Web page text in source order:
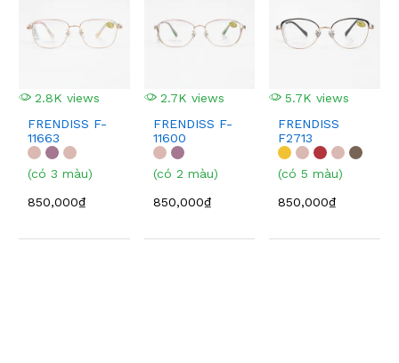
2.8K views
FRENDISS F-
11663
(có 3 màu)
850,000₫
2.7K views
FRENDISS F-
11600
(có 2 màu)
850,000₫
5.7K views
FRENDISS
F2713
(có 5 màu)
850,000₫